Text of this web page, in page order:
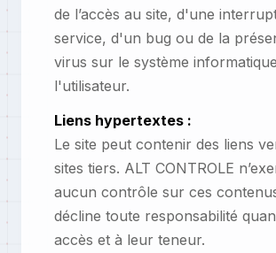
de l’accès au site, d'une
service, d'un bug ou de la
virus sur le système
l'utilisateur.
Liens hypertextes :
Le site peut contenir des liens
sites tiers. ALT CONTROLE
aucun contrôle sur ces
décline toute responsabilité
accès et à leur teneur.